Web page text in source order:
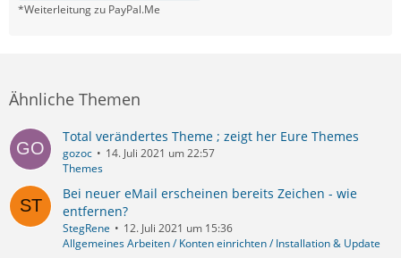
*Weiterleitung zu PayPal.Me
Ähnliche Themen
Total verändertes Theme ; zeigt her Eure Themes
gozoc
14. Juli 2021 um 22:57
Themes
Bei neuer eMail erscheinen bereits Zeichen - wie
entfernen?
StegRene
12. Juli 2021 um 15:36
Allgemeines Arbeiten / Konten einrichten / Installation & Update